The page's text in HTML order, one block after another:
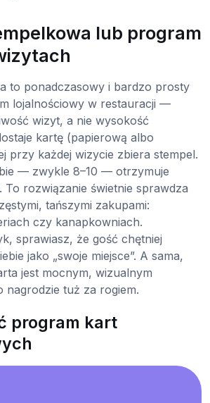
lub program
to ponadczasowy i bardzo prosty
lojalnościowy w restauracji —
wizyt, a nie wysokość
kartę (papierową albo
przy każdej wizycie zbiera stempel.
— zwykle 8–10 — otrzymuje
rozwiązanie świetnie sprawdza
tańszymi zakupami:
czy kanapkowniach.
sprawiasz, że gość chętniej
jako „swoje miejsce”. A sama,
jest mocnym, wizualnym
nagrodzie tuż za rogiem.
program kart